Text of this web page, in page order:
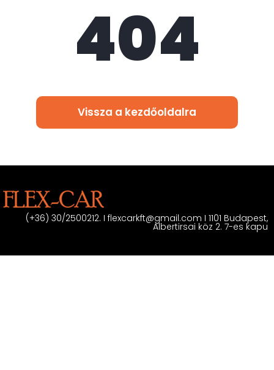
404
Vissza a kezdőoldalra
(+36) 30/2500212. I flexcarkft@gmail.com I 1101 Budapest,
Albertirsai köz 2. 7-es kapu